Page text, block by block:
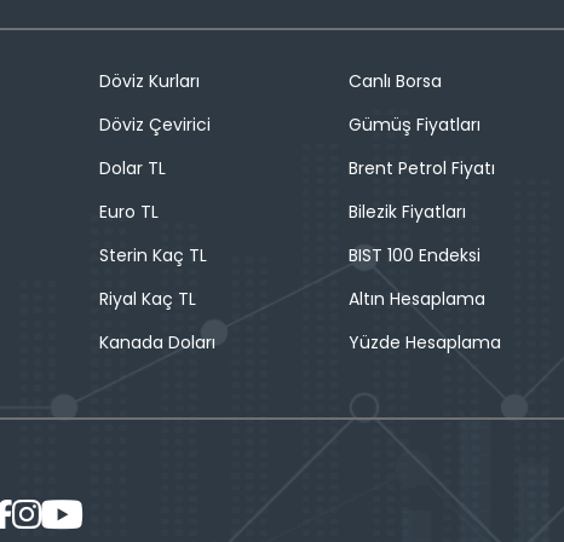
Döviz Kurları
Döviz Çevirici
Dolar TL
Euro TL
Sterin Kaç TL
Riyal Kaç TL
Kanada Doları
Canlı Borsa
Gümüş Fiyatları
Brent Petrol Fiyatı
Bilezik Fiyatları
BIST 100 Endeksi
Altın Hesaplama
Yüzde Hesaplama